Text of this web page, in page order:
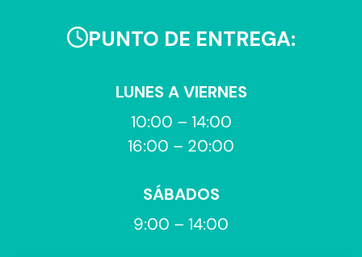
PUNTO DE ENTREGA:
LUNES A VIERNES
10:00 – 14:00
16:00 – 20:00
SÁBADOS
9:00 – 14:00